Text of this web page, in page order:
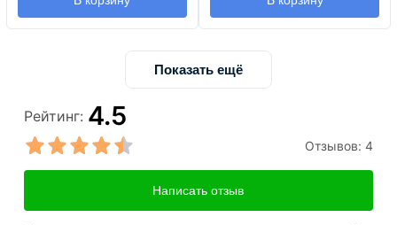
Показать ещё
Рейтинг: 4.5
Отзывов: 4
Написать отзыв